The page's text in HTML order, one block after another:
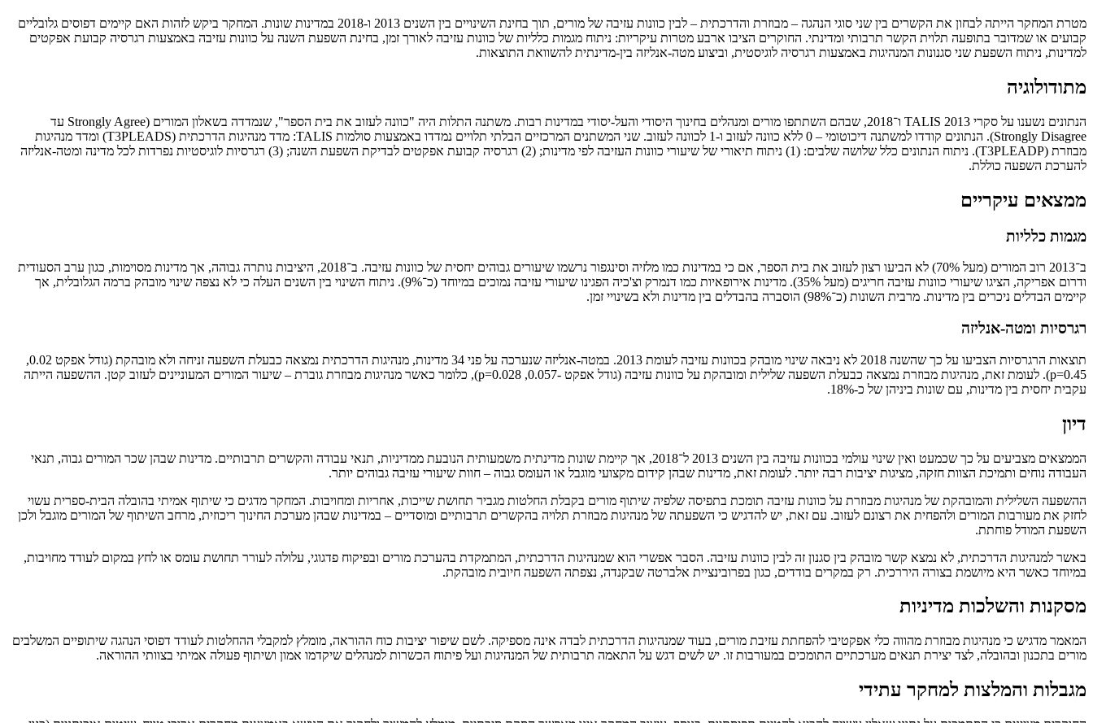
מטרת המחקר הייתה לבחון את הקשרים בין שני סוגי הנהגה – מבוזרת והדרכתית – לבין כוונות עזיבה של מורים, תוך בחינת השינויים בין השנים 2013 ו-2018 במדינות שונות. המחקר ביקש לזהות האם קיימים דפוסים גלובליים
קבועים או שמדובר בתופעה תלוית הקשר תרבותי ומדינתי. החוקרים הציבו ארבע מטרות עיקריות: ניתוח מגמות כלליות של כוונות עזיבה לאורך זמן, בחינת השפעת השנה על כוונות עזיבה באמצעות רגרסיה קבועת אפקטים
למדינות, ניתוח השפעת שני סגנונות המנהיגות באמצעות רגרסיה לוגיסטית, וביצוע מטה-אנליזה בין-מדינתית להשוואת התוצאות.
מתודולוגיה
הנתונים נשענו על סקרי TALIS 2013 ו־2018, שבהם השתתפו מורים ומנהלים בחינוך היסודי והעל-יסודי במדינות רבות. משתנה התלות היה "כוונה לעזוב את בית הספר", שנמדדה בשאלון המורים (Strongly Agree עד
Strongly Disagree). הנתונים קודדו למשתנה דיכוטומי – 0 ללא כוונה לעזוב ו-1 לכוונה לעזוב. שני המשתנים המרכזיים הבלתי תלויים נמדדו באמצעות סולמות TALIS: מדד מנהיגות הדרכתית (T3PLEADS) ומדד מנהיגות
מבוזרת (T3PLEADP). ניתוח הנתונים כלל שלושה שלבים: (1) ניתוח תיאורי של שיעורי כוונות העזיבה לפי מדינות; (2) רגרסיה קבועת אפקטים לבדיקת השפעת השנה; (3) רגרסיות לוגיסטיות נפרדות לכל מדינה ומטה-אנליזה
להערכת השפעה כוללת.
ממצאים עיקריים
מגמות כלליות
ב־2013 רוב המורים (מעל 70%) לא הביעו רצון לעזוב את בית הספר, אם כי במדינות כמו מלזיה וסינגפור נרשמו שיעורים גבוהים יחסית של כוונות עזיבה. ב־2018, היציבות נותרה גבוהה, אך מדינות מסוימות, כגון ערב הסעודית
ודרום אפריקה, הציגו שיעורי כוונות עזיבה חריגים (מעל 35%). מדינות אירופאיות כמו דנמרק וצ'כיה הפגינו שיעורי עזיבה נמוכים במיוחד (כ־9%). ניתוח השינוי בין השנים העלה כי לא נצפה שינוי מובהק ברמה הגלובלית, אך
קיימים הבדלים ניכרים בין מדינות. מרבית השונות (כ־98%) הוסברה בהבדלים בין מדינות ולא בשינויי זמן.
רגרסיות ומטה-אנליזה
תוצאות הרגרסיות הצביעו על כך שהשנה 2018 לא ניבאה שינוי מובהק בכוונות עזיבה לעומת 2013. במטה-אנליזה שנערכה על פני 34 מדינות, מנהיגות הדרכתית נמצאה כבעלת השפעה זניחה ולא מובהקת (גודל אפקט 0.02,
p=0.45). לעומת זאת, מנהיגות מבוזרת נמצאה כבעלת השפעה שלילית ומובהקת על כוונות עזיבה (גודל אפקט -0.057, p=0.028), כלומר כאשר מנהיגות מבוזרת גוברת – שיעור המורים המעוניינים לעזוב קטן. ההשפעה הייתה
עקבית יחסית בין מדינות, עם שונות ביניהן של כ-18%.
דיון
הממצאים מצביעים על כך שכמעט ואין שינוי עולמי בכוונות עזיבה בין השנים 2013 ל־2018, אך קיימת שונות מדינתית משמעותית הנובעת ממדיניות, תנאי עבודה והקשרים תרבותיים. מדינות שבהן שכר המורים גבוה, תנאי
העבודה נוחים ותמיכת הצוות חזקה, מציגות יציבות רבה יותר. לעומת זאת, מדינות שבהן קידום מקצועי מוגבל או העומס גבוה – חוות שיעורי עזיבה גבוהים יותר.
ההשפעה השלילית והמובהקת של מנהיגות מבוזרת על כוונות עזיבה תומכת בתפיסה שלפיה שיתוף מורים בקבלת החלטות מגביר תחושת שייכות, אחריות ומחויבות. המחקר מדגים כי שיתוף אמיתי בהובלה הבית-ספרית עשוי
לחזק את מעורבות המורים ולהפחית את רצונם לעזוב. עם זאת, יש להדגיש כי השפעתה של מנהיגות מבוזרת תלויה בהקשרים תרבותיים ומוסדיים – במדינות שבהן מערכת החינוך ריכוזית, מרחב השיתוף של המורים מוגבל ולכן
השפעת המודל פוחתת.
באשר למנהיגות הדרכתית, לא נמצא קשר מובהק בין סגנון זה לבין כוונות עזיבה. הסבר אפשרי הוא שמנהיגות הדרכתית, המתמקדת בהערכת מורים ובפיקוח פדגוגי, עלולה לעורר תחושת עומס או לחץ במקום לעודד מחויבות,
במיוחד כאשר היא מיושמת בצורה היררכית. רק במקרים בודדים, כגון בפרובינציית אלברטה שבקנדה, נצפתה השפעה חיובית מובהקת.
מסקנות והשלכות מדיניות
המאמר מדגיש כי מנהיגות מבוזרת מהווה כלי אפקטיבי להפחתת עזיבת מורים, בעוד שמנהיגות הדרכתית לבדה אינה מספיקה. לשם שיפור יציבות כוח ההוראה, מומלץ למקבלי ההחלטות לעודד דפוסי הנהגה שיתופיים המשלבים
מורים בתכנון ובהובלה, לצד יצירת תנאים מערכתיים התומכים במעורבות זו. יש לשים דגש על התאמה תרבותית של המנהיגות ועל פיתוח הכשרות למנהלים שיקדמו אמון ושיתוף פעולה אמיתי בצוותי ההוראה.
מגבלות והמלצות למחקר עתידי